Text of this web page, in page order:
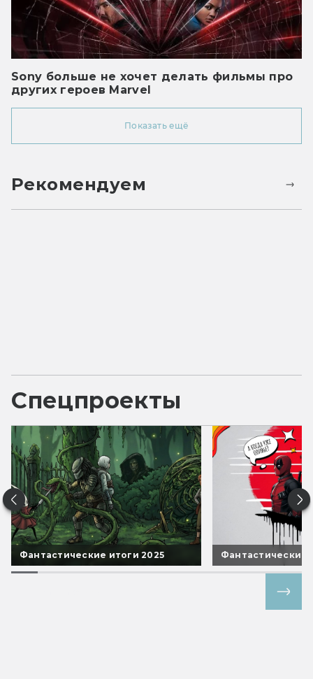
Sony больше не хочет делать фильмы про
других героев Marvel
Показать ещё
Рекомендуем
Спецпроекты
Фантастические итоги 2025 Фантастические